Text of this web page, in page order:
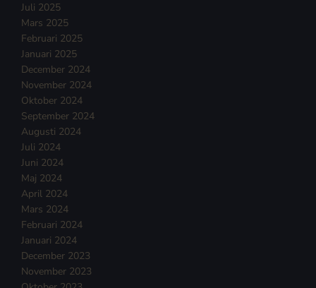
Juli 2025
Mars 2025
Februari 2025
Januari 2025
December 2024
November 2024
Oktober 2024
September 2024
Augusti 2024
Juli 2024
Juni 2024
Maj 2024
April 2024
Mars 2024
Februari 2024
Januari 2024
December 2023
November 2023